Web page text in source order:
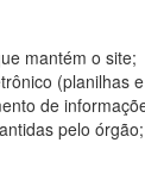
mantém o site;
(planilhas
de
pelo órgão;